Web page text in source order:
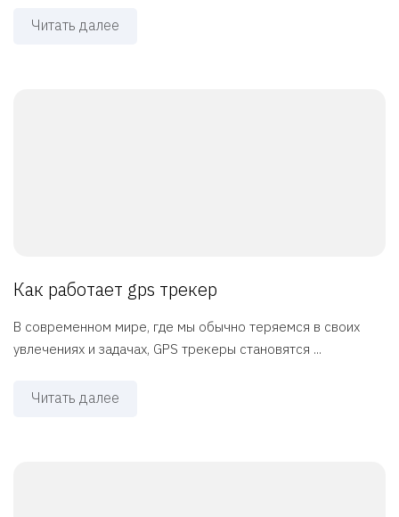
Читать далее
Как работает gps трекер
В современном мире, где мы обычно теряемся в своих
увлечениях и задачах, GPS трекеры становятся ...
Читать далее